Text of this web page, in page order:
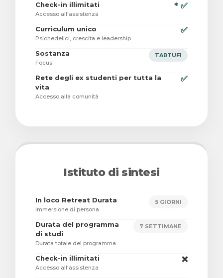
Check-in illimitati
Accesso all'assistenza
* ✅
Curriculum unico
Psichedelici, crescita e leadership
✅
Sostanza
Focus
TARTUFI
Rete degli ex studenti per tutta la
vita
Accesso alla comunità
✅
Istituto di sintesi
In loco Retreat Durata
Immersione di persona
5 GIORNI
Durata del programma
di studi
Durata totale del programma
7 SETTIMANE
Check-in illimitati
Accesso all'assistenza
❌